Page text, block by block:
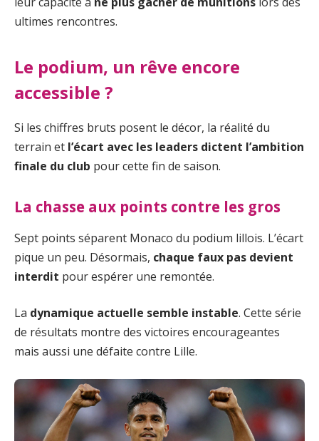
ultimes rencontres.
Le podium, un rêve encore
accessible ?
Si les chiffres bruts posent le décor, la réalité du
terrain et l’écart avec les leaders dictent l’ambition
finale du club pour cette fin de saison.
La chasse aux points contre les gros
Sept points séparent Monaco du podium lillois. L’écart
pique un peu. Désormais, chaque faux pas devient
interdit pour espérer une remontée.
La dynamique actuelle semble instable. Cette série
de résultats montre des victoires encourageantes
mais aussi une défaite contre Lille.